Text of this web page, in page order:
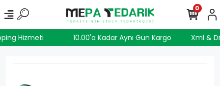
Hizmeti 10.00'a Kadar Aynı Gün Kargo Xml &
0